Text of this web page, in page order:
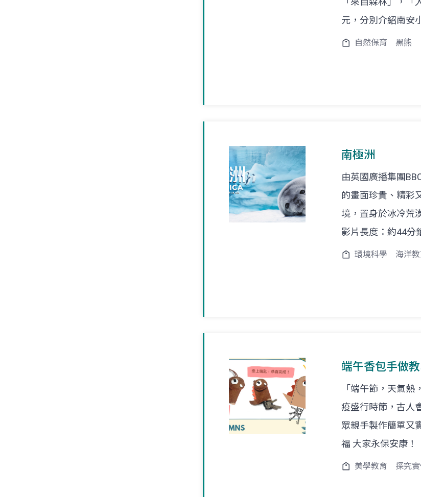
元，分別介紹南安
自然保育 黑熊
南極洲
由英國廣播集團
的畫面珍貴、精彩
境，置身於冰冷荒
影片長度：約44分
環境科學 海洋
端午香包手做
「端午節，天氣
疫盛行時節，古人
眾親手製作簡單又
福 大家永保安康！
美學教育 探究